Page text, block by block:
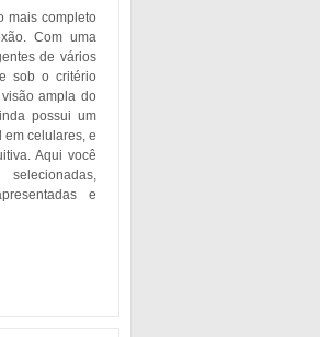
mais completo
Com uma
de vários
sob o critério
ampla do
possui um
em celulares, e
Aqui você
e